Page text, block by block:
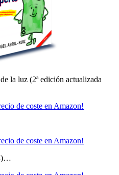
la luz (2ª edición actualizada